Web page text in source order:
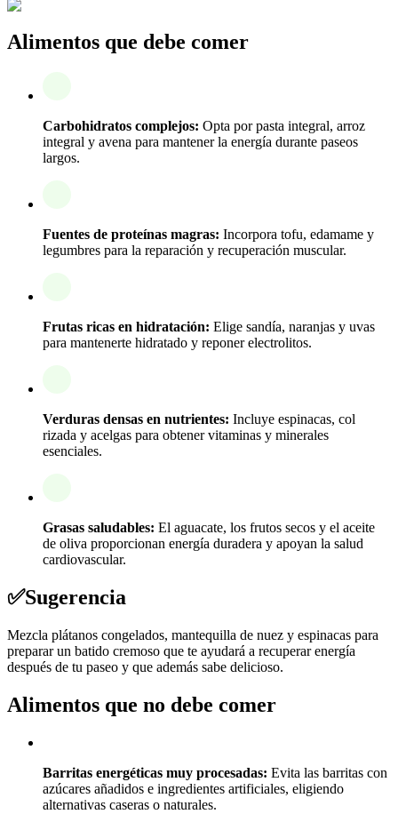
Alimentos que debe comer
Carbohidratos complejos: Opta por pasta integral, arroz
integral y avena para mantener la energía durante paseos
largos.
Fuentes de proteínas magras: Incorpora tofu, edamame y
legumbres para la reparación y recuperación muscular.
Frutas ricas en hidratación: Elige sandía, naranjas y uvas
para mantenerte hidratado y reponer electrolitos.
Verduras densas en nutrientes: Incluye espinacas, col
rizada y acelgas para obtener vitaminas y minerales
esenciales.
Grasas saludables: El aguacate, los frutos secos y el aceite
de oliva proporcionan energía duradera y apoyan la salud
cardiovascular.
✅Sugerencia
Mezcla plátanos congelados, mantequilla de nuez y espinacas para
preparar un batido cremoso que te ayudará a recuperar energía
después de tu paseo y que además sabe delicioso.
Alimentos que no debe comer
Barritas energéticas muy procesadas: Evita las barritas con
azúcares añadidos e ingredientes artificiales, eligiendo
alternativas caseras o naturales.